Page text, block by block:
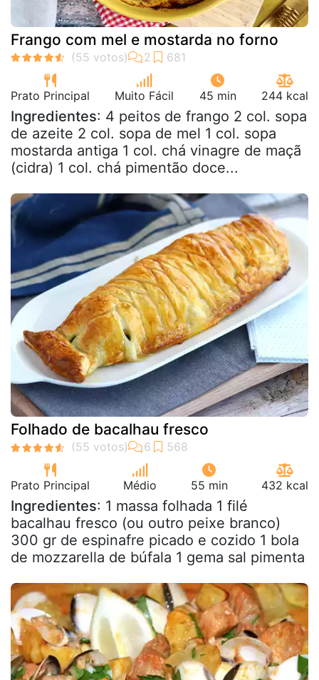
Frango com mel e mostarda no forno
Prato Principal Muito Fácil 45 min 244 kcal
Ingredientes: 4 peitos de frango 2 col. sopa
de azeite 2 col. sopa de mel 1 col. sopa
mostarda antiga 1 col. chá vinagre de maçã
(cidra) 1 col. chá pimentão doce...
Folhado de bacalhau fresco
Prato Principal Médio 55 min 432 kcal
Ingredientes: 1 massa folhada 1 filé
bacalhau fresco (ou outro peixe branco)
300 gr de espinafre picado e cozido 1 bola
de mozzarella de búfala 1 gema sal pimenta